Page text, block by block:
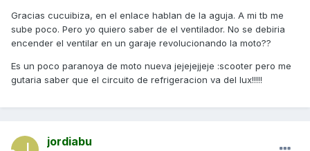
Gracias cucuibiza, en el enlace hablan de la aguja. A mi tb me
sube poco. Pero yo quiero saber de el ventilador. No se debiria
encender el ventilar en un garaje revolucionando la moto??
Es un poco paranoya de moto nueva jejejejjeje :scooter pero me
gutaria saber que el circuito de refrigeracion va del lux!!!!!
jordiabu